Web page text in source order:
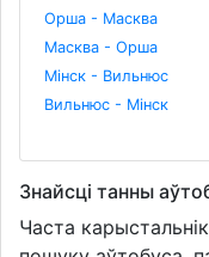
Орша - Масква
Масква - Орша
Мінск - Вильнюс
Вильнюс - Мінск
Знайсці танны
Часта